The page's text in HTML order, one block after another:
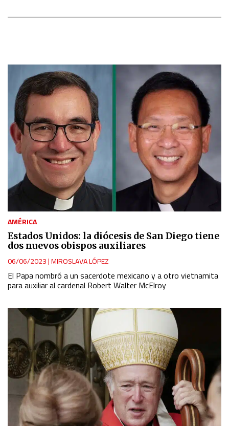
AMÉRICA
Estados Unidos: la diócesis de San Diego tiene
dos nuevos obispos auxiliares
06/06/2023|MIROSLAVA LÓPEZ
El Papa nombró a un sacerdote mexicano y a otro vietnamita
para auxiliar al cardenal Robert Walter McElroy